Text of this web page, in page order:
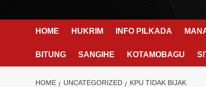
HOME HUKRIM INFO PILKADA
BITUNG SANGIHE KOTAMOBAGU
HOME UNCATEGORIZED KPU TIDAK BIJAK